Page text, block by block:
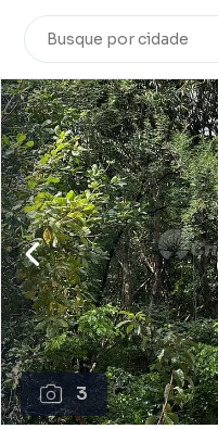
3